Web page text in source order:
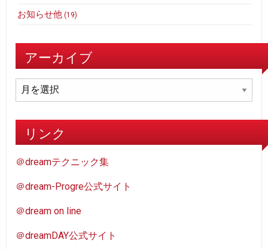
お知らせ他 (19)
アーカイブ
ー
ブ
リンク
＠dreamテクニック集
＠dream-Progre公式サイト
＠dream on line
＠dreamDAY公式サイト